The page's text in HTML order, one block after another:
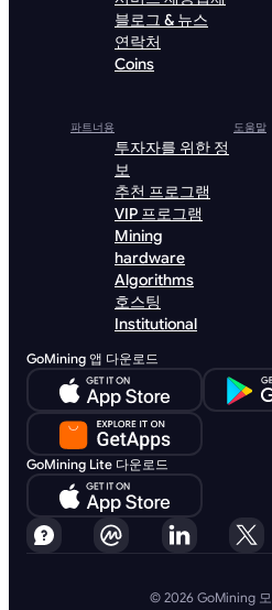
블로그 & 뉴스
연락처
Coins
파트너용
투자자를 위한 정
보
추천 프로그램
VIP 프로그램
Mining
hardware
Algorithms
호스팅
Institutional
도움말
GoMining 앱 다운로드
GoMining Lite 다운로드
© 2026 GoMining